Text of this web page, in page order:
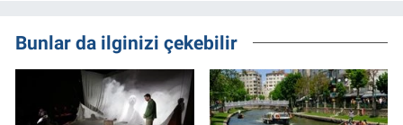
Bunlar da ilginizi çekebilir